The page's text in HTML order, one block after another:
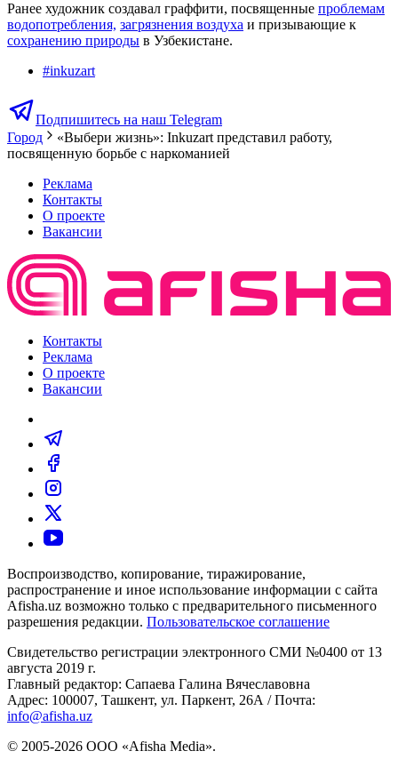
Ранее художник создавал граффити, посвященные проблемам
водопотребления, загрязнения воздуха и призывающие к
сохранению природы в Узбекистане.
#inkuzart
Подпишитесь на наш Telegram
Город
«Выбери жизнь»: Inkuzart представил работу,
посвященную борьбе с наркоманией
Реклама
Контакты
О проекте
Вакансии
Контакты
Реклама
О проекте
Вакансии
Воспроизводство, копирование, тиражирование,
распространение и иное использование информации с сайта
Afisha.uz возможно только с предварительного письменного
разрешения редакции. Пользовательское соглашение
Свидетельство регистрации электронного СМИ №0400 от 13
августа 2019 г.
Главный редактор: Сапаева Галина Вячеславовна
Адрес: 100007, Ташкент, ул. Паркент, 26А / Почта:
info@afisha.uz
© 2005-2026 ООО «Afisha Media».